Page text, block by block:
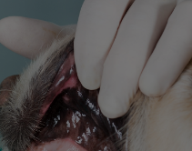
Envoyer